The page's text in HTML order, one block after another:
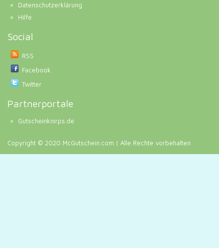
Datenschutzerklärung
Hilfe
Social
RSS
Facebook
Twitter
Partnerportale
Gutscheinknirps.de
Copyright © 2020 McGutschein.com | Alle Rechte vorbehalten